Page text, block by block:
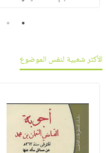
1
2
الأكثر شعبية لنفس الموضوع